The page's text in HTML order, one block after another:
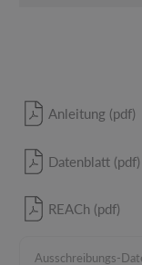
Anleitung (pdf)
Datenblatt (pdf)
REACh (pdf)